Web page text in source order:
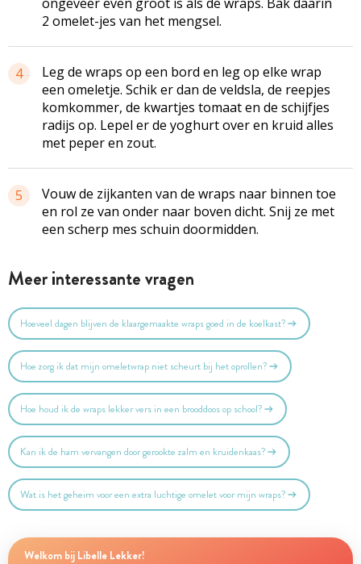
2 omelet-jes van het mengsel.
4
Leg de wraps op een bord en leg op elke wrap
een omeletje. Schik er dan de veldsla, de reepjes
komkommer, de kwartjes tomaat en de schijfjes
radijs op. Lepel er de yoghurt over en kruid alles
met peper en zout.
5
Vouw de zijkanten van de wraps naar binnen toe
en rol ze van onder naar boven dicht. Snij ze met
een scherp mes schuin doormidden.
Meer interessante vragen
Hoeveel dagen blijven de klaargemaakte wraps goed in de koelkast?
Hoe zorg ik dat mijn omeletwrap niet scheurt bij het oprollen?
Hoe houd ik de wraps lekker vers in een brooddoos op school?
Kan ik de ham vervangen door gerookte zalm en kruidenkaas?
Wat is het geheim voor een extra luchtige omelet voor mijn wraps?
Welkom bij Libelle Lekker!